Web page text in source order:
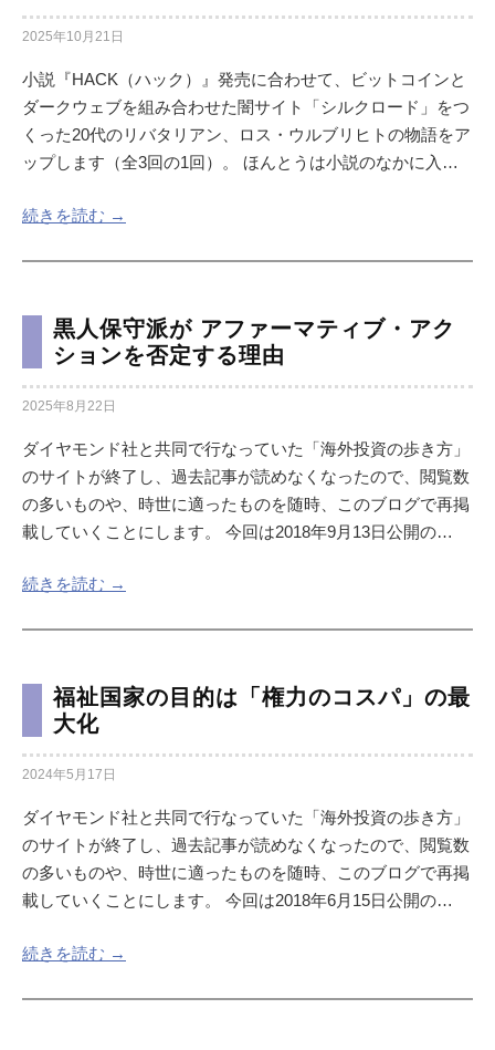
2025年10月21日
小説『HACK（ハック）』発売に合わせて、ビットコインと
ダークウェブを組み合わせた闇サイト「シルクロード」をつ
くった20代のリバタリアン、ロス・ウルブリヒトの物語をア
ップします（全3回の1回）。 ほんとうは小説のなかに入…
続きを読む →
黒人保守派が アファーマティブ・アク
ションを否定する理由
2025年8月22日
ダイヤモンド社と共同で行なっていた「海外投資の歩き方」
のサイトが終了し、過去記事が読めなくなったので、閲覧数
の多いものや、時世に適ったものを随時、このブログで再掲
載していくことにします。 今回は2018年9月13日公開の…
続きを読む →
福祉国家の目的は「権力のコスパ」の最
大化
2024年5月17日
ダイヤモンド社と共同で行なっていた「海外投資の歩き方」
のサイトが終了し、過去記事が読めなくなったので、閲覧数
の多いものや、時世に適ったものを随時、このブログで再掲
載していくことにします。 今回は2018年6月15日公開の…
続きを読む →